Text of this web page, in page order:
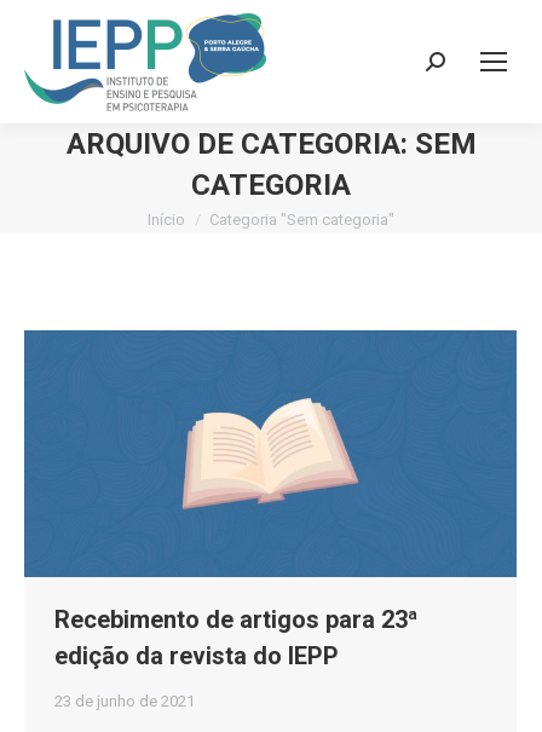
Search:
ARQUIVO DE CATEGORIA: SEM
CATEGORIA
Você está aqui:
Início Categoria "Sem categoria"
Recebimento de artigos para 23ª
edição da revista do IEPP
23 de junho de 2021